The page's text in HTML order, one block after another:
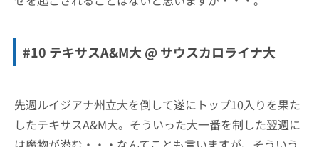
#10 テキサスA&M大 @ サウスカロライナ大
先週ルイジアナ州立大を倒して遂にトップ10入りを果た
したテキサスA&M大。そういった大一番を制した翌週に